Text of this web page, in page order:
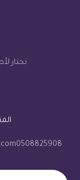
نختار
0508825908
البريد الإلكتروني